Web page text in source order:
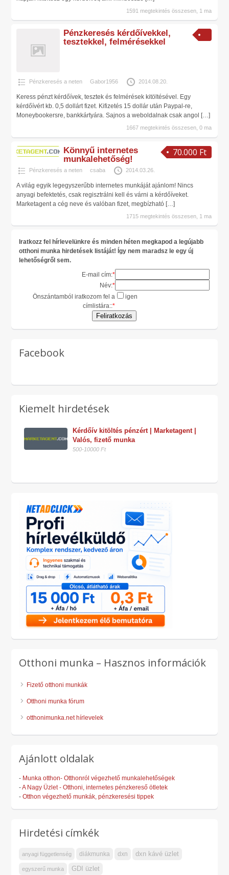
1591 megtekintés összesen, 1 ma
Pénzkeresés kérdőívekkel,
tesztekkel, felmérésekkel
Pénzkeresés a neten Gabor1956 2014.08.20.
Keress pénzt kérdőívek, tesztek és felmérések kitöltésével. Egy
kérdőívért kb. 0,5 dollárt fizet. Kifizetés 15 dollár után Paypal-re,
Moneybookersre, bankkártyára. Sajnos a weboldalnak csak angol […]
1667 megtekintés összesen, 0 ma
70.000 Ft
Könnyű internetes
munkalehetőség!
Pénzkeresés a neten csaba 2014.03.26.
A világ egyik legegyszerűbb internetes munkáját ajánlom! Nincs
anyagi befektetés, csak regisztrálni kell és várni a kérdőíveket.
Marketagent a cég neve és valóban fizet, megbízható […]
1715 megtekintés összesen, 1 ma
Iratkozz fel hírlevelünkre és minden héten megkapod a legújabb
otthoni munka hirdetések listáját! Így nem maradsz le egy új
lehetőségről sem.
E-mail cím:*
Név:*
Önszántamból iratkozom fel a
címlistára::*
igen
Facebook
Kiemelt hirdetések
Kérdőív kitöltés pénzért | Marketagent |
Valós, fizető munka
500-10000 Ft
Otthoni munka – Hasznos információk
Fizető otthoni munkák
Otthoni munka fórum
otthonimunka.net hírlevelek
Ajánlott oldalak
- Munka otthon- Otthonról végezhető munkalehetőségek
-A Nagy Üzlet - Otthoni, internetes pénzkereső ötletek
-Otthon végezhető munkák, pénzkeresési tippek
Hirdetési címkék
anyagi függetlenség diákmunka dxn dxn kávé üzlet
egyszerű munka GDI üzlet